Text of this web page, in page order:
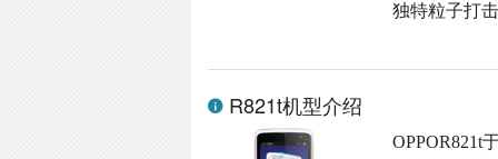
独特粒子打
R821t机型介绍
OPPOR821t